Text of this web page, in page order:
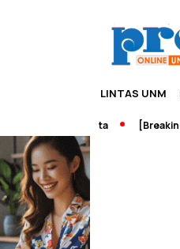
LINTAS UNM
[Breaking